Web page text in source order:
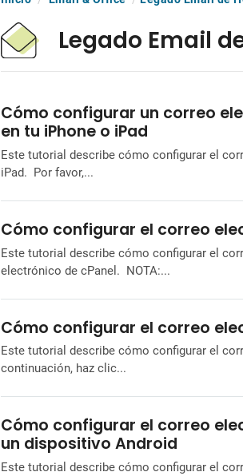
Legado Email
Cómo configurar un correo
en tu iPhone o iPad
Este tutorial describe cómo configurar el
iPad. Por favor,...
Cómo configurar el correo
Este tutorial describe cómo configurar el
electrónico de cPanel. NOTA:...
Cómo configurar el correo
Este tutorial describe cómo configurar el
continuación, haz clic...
Cómo configurar el correo
un dispositivo Android
Este tutorial describe cómo configurar el